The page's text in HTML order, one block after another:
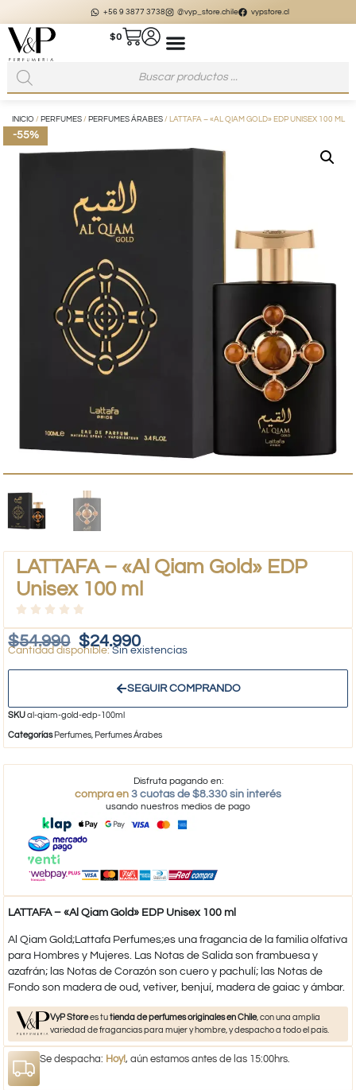
+56 9 3877 3738 @vyp_store.chile vypstore.cl
$0
INICIO / PERFUMES/ PERFUMES ÁRABES/ LATTAFA – «AL QIAM GOLD» EDP UNISEX 100 ML
-55%
LATTAFA – «Al Qiam Gold» EDP
Unisex 100 ml
$54.990 $24.990
Sin existencias
SEGUIR COMPRANDO
SKUal-qiam-gold-edp-100ml
Categorías Perfumes, Perfumes Árabes
Disfruta pagando en:
compra en 3 cuotas de $8.330 sin interés
usando nuestros medios de pago
LATTAFA – «Al Qiam Gold» EDP Unisex 100 ml
Al Qiam Gold;Lattafa Perfumes;es una fragancia de la familia olfativa
para Hombres y Mujeres. Las Notas de Salida son frambuesa y
azafrán; las Notas de Corazón son cuero y pachulí; las Notas de
Fondo son madera de oud, vetiver, benjuí, madera de gaiac y ámbar.
VyP Storees tutienda de perfumes originales en Chile, con una amplia
variedad de fragancias para mujer y hombre, y despacho a todo el país.
Se despacha: Hoy!, aún estamos antes de las 15:00hrs.